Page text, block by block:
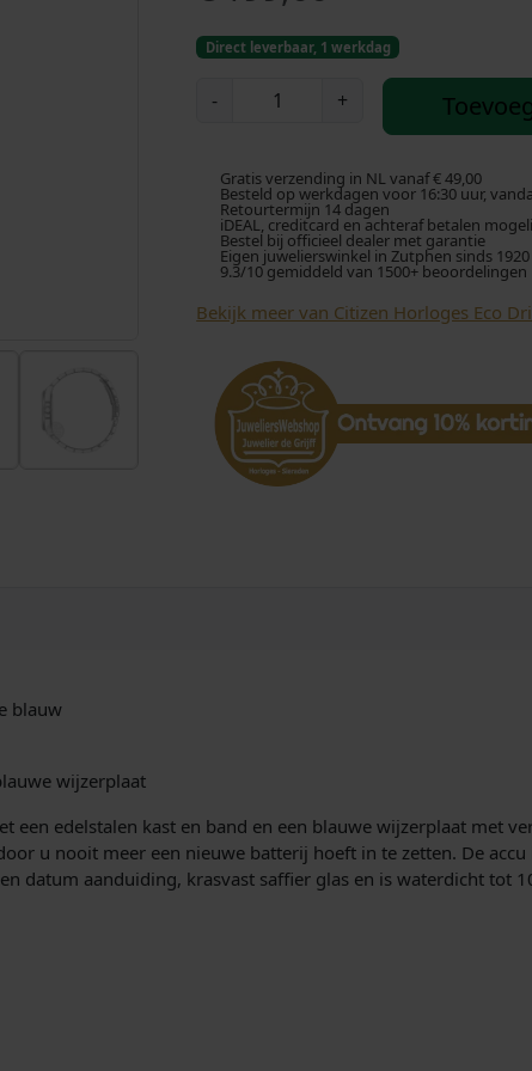
Direct leverbaar, 1 werkdag
-
o
r
l
o
+
Gratis verzending in NL vanaf € 49,00
Besteld op werkdagen voor 16:30 uur,
Retourtermijn 14 dagen
iDEAL, creditcard en achteraf betalen
Bestel bij officieel dealer met garantie
Eigen juwelierswinkel in Zutphen sinds 1920
9.3/10 gemiddeld van 1500+ beoordelingen
Bekijk meer van Citizen Horloges Eco
blauw
wijzerplaat
een edelstalen kast en band en een blauwe wijzerplaat met
u nooit meer een nieuwe batterij hoeft in te zetten. De
datum aanduiding, krasvast saffier glas en is waterdicht tot